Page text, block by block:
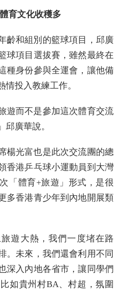
育文化收穫多
齡和組別的籃球項目，邱廣
球項目選拔賽，雖然最終在
種身份參與全運會，讓他備
情投入教練工作。
遊而不是參加這次體育交流
廣華說。
楊光富也是此次交流團的總
香港乒乓球小運動員到大灣
「體育+旅遊」形式，是很
多香港青少年到內地開展類
旅遊大熱，我們一度堵在路
。未來，我們還會利用不同
深入內地各省市，讓同學們
如貴州村BA、村超，氛圍